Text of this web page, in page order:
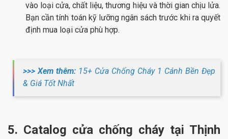
vào loại cửa, chất liệu, thương hiệu và thời gian chịu lửa.
Bạn cần tính toán kỹ lưỡng ngân sách trước khi ra quyết
định mua loại cửa phù hợp.
>>> Xem thêm: 15+ Cửa Chống Cháy 1 Cánh Bền Đẹp
& Giá Tốt Nhất
5. Catalog cửa chống cháy tại Thịnh